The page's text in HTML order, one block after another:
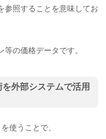
参照することを意味してお
の価格データです。
外部システムで活用
使うことで、